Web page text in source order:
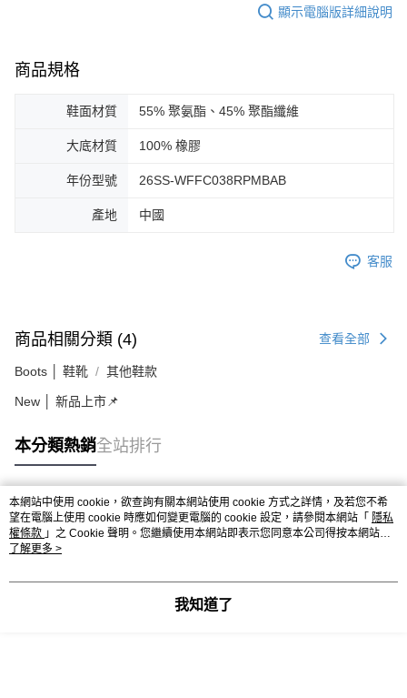
顯示電腦版詳細說明
商品規格
鞋面材質 55% 聚氨酯、45% 聚酯纖維
大底材質 100% 橡膠
年份型號 26SS-WFFC038RPMBAB
產地 中國
客服
商品相關分類 (4) 查看全部
Boots │ 鞋靴 其他鞋款
New │ 新品上市📌
本分類熱銷全站排行
熱門標籤
本網站中使用 cookie，欲查詢有關本網站使用 cookie 方式之詳情，及若您不希
望在電腦上使用 cookie 時應如何變更電腦的 cookie 設定，請參閱本網站「 隱私
權條款 」之 Cookie 聲明。您繼續使用本網站即表示您同意本公司得按本網站使
用條款之 Cookie 聲明使用 cookie。
了解更多 >
我知道了